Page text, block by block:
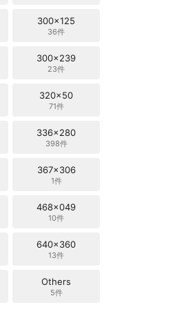
300x125
36件
300x239
23件
320x50
71件
336x280
398件
367x306
1件
468x049
10件
640x360
13件
Others
5件